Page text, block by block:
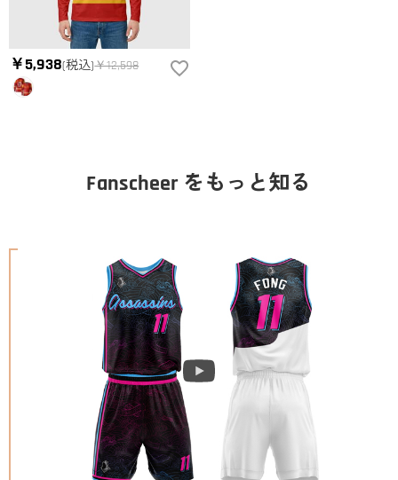
￥5,938(税込)￥12,598
Fanscheer をもっと知る